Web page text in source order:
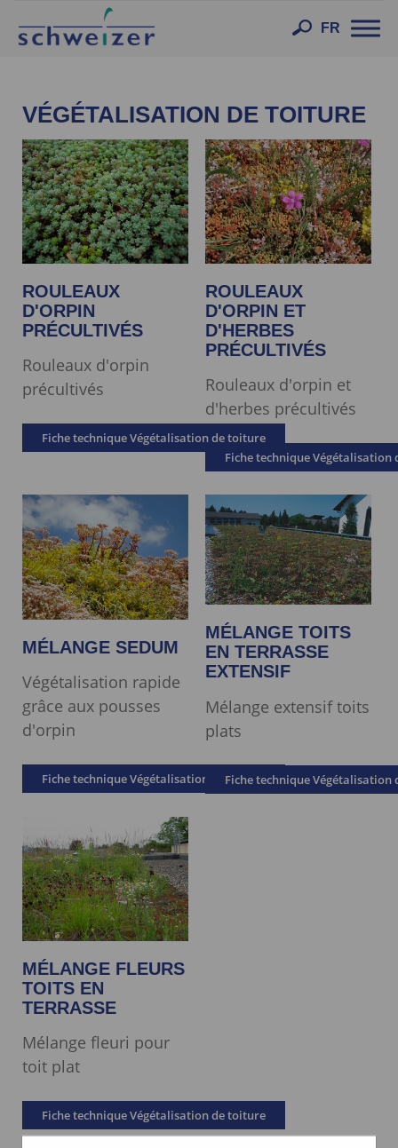
FR
VÉGÉTALISATION DE TOITURE
ROULEAUX
D'ORPIN
PRÉCULTIVÉS
Rouleaux d'orpin
précultivés
Fiche technique Végétalisation de toiture
ROULEAUX
D'ORPIN ET
D'HERBES
PRÉCULTIVÉS
Rouleaux d'orpin et
d'herbes précultivés
Fiche technique Végétalisation
MÉLANGE SEDUM
Végétalisation rapide
grâce aux pousses
d'orpin
Fiche technique Végétalisation de toiture
MÉLANGE TOITS
EN TERRASSE
EXTENSIF
Mélange extensif toits
plats
Fiche technique Végétalisation
MÉLANGE FLEURS
TOITS EN
TERRASSE
Mélange fleuri pour
toit plat
Fiche technique Végétalisation de toiture